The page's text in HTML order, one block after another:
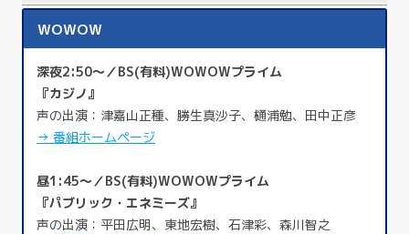
WOWOW
深夜2:50～／BS(有料)WOWOWプライム
『カジノ』
声の出演：津嘉山正種、勝生真沙子、樋浦勉、田中正彦
→ 番組ホームページ
昼1:45～／BS(有料)WOWOWプライム
『パブリック・エネミーズ』
声の出演：平田広明、東地宏樹、石津彩、森川智之